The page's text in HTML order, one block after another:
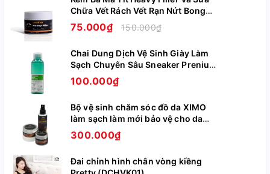
Thương hiệu: XIMO
Kích thước: 9,5cm (CD) x 3.2cm (CR) x 1.8cm
Màu sắc: Màu gỗ đen tự nhiên
Chữa Vết Rách Vết Rạn Nứt Bong
Tróc Trên Da Giày Ghế Túi Ví XIMO
XI09
75.000₫ 150.000₫
Chai Dung Dịch Vệ Sinh Giày Làm
Sạch Chuyên Sâu Sneaker Prenium
XIMO XI05
100.000₫
Bộ vệ sinh chăm sóc đồ da XIMO
làm sạch làm mới bảo vệ cho da
giày, túi ví, áo, ghế da BCHG04
300.000₫
Đai chỉnh hình chân vòng kiềng